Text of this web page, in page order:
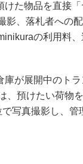
けた物品を直接
影、落札者への
の利用料
が展開中のト
、預けたい荷物
写真撮影し、管